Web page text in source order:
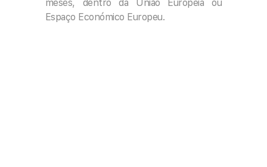
meses, dentro da União Europeia ou
Espaço Económico Europeu.